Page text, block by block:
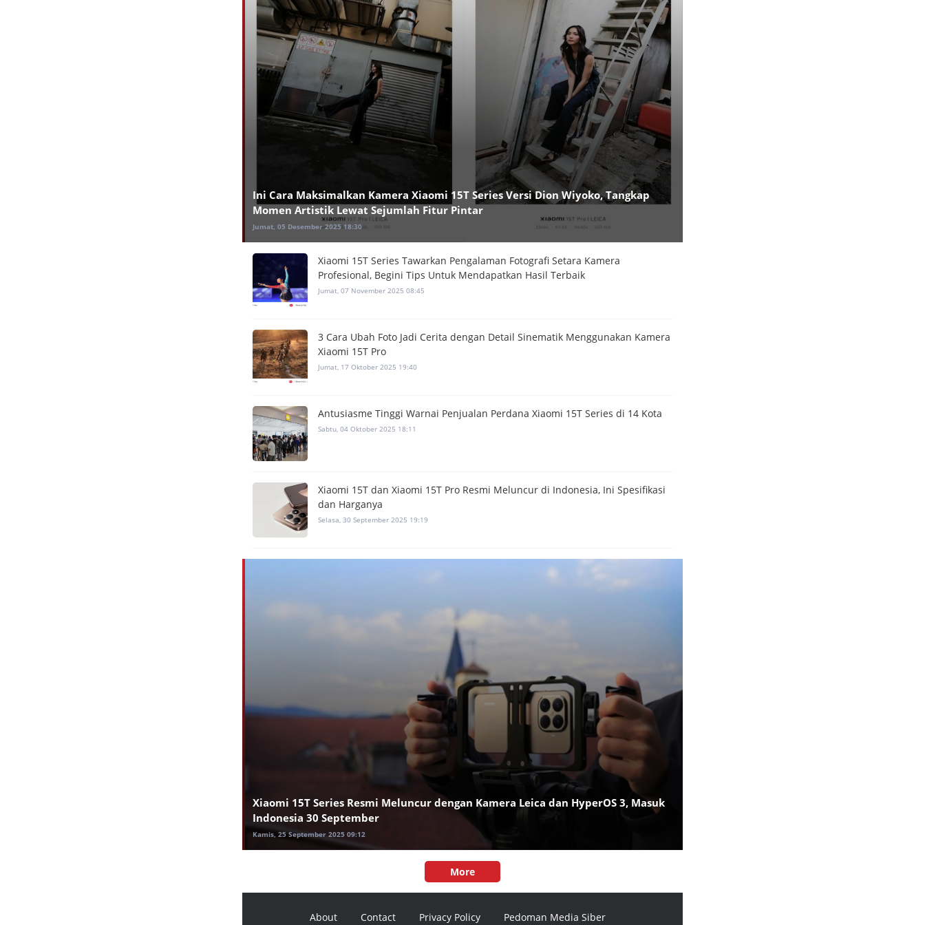
Ini Cara Maksimalkan Kamera Xiaomi 15T Series Versi Dion Wiyoko, Tangkap
Momen Artistik Lewat Sejumlah Fitur Pintar
Jumat, 05 Desember 2025 18:30
Xiaomi 15T Series Tawarkan Pengalaman Fotografi Setara Kamera
Profesional, Begini Tips Untuk Mendapatkan Hasil Terbaik
Jumat, 07 November 2025 08:45
3 Cara Ubah Foto Jadi Cerita dengan Detail Sinematik Menggunakan Kamera
Xiaomi 15T Pro
Jumat, 17 Oktober 2025 19:40
Antusiasme Tinggi Warnai Penjualan Perdana Xiaomi 15T Series di 14 Kota
Sabtu, 04 Oktober 2025 18:11
Xiaomi 15T dan Xiaomi 15T Pro Resmi Meluncur di Indonesia, Ini Spesifikasi
dan Harganya
Selasa, 30 September 2025 19:19
Xiaomi 15T Series Resmi Meluncur dengan Kamera Leica dan HyperOS 3, Masuk
Indonesia 30 September
Kamis, 25 September 2025 09:12
More
About Contact Privacy Policy Pedoman Media Siber